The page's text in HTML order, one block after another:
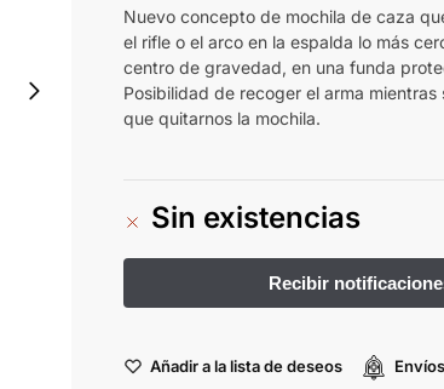
Nuevo concepto de mochila de caza
el rifle o el arco en la espalda lo más
centro de gravedad, en una funda
Posibilidad de recoger el arma mientras
que quitarnos la mochila.
Sin existencias
Añadir a la lista de deseos Envíos